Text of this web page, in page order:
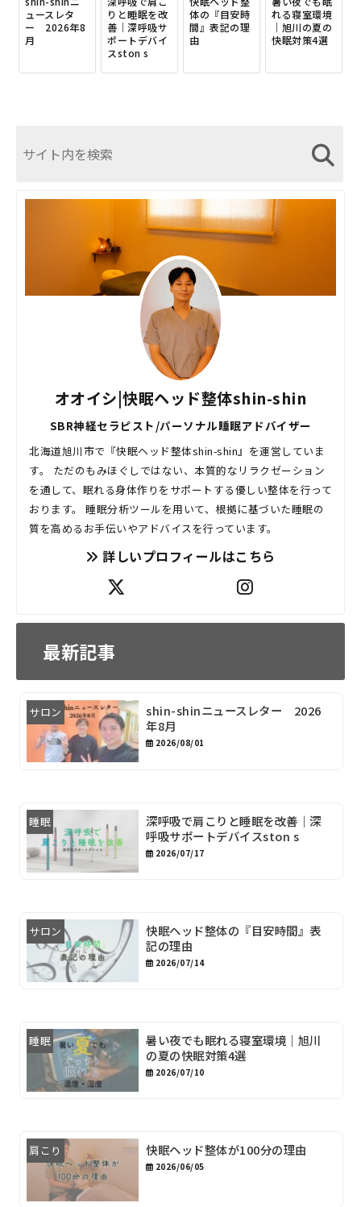
ュースレタ
ー 2026年8
月
りと睡眠を改
善｜深呼吸サ
ポートデバイ
スston s
体の『目安時
間』表記の理
由
れる寝室環境
｜旭川の夏の
快眠対策4選
オオイシ|快眠ヘッド整体shin-shin
SBR神経セラピスト/パーソナル睡眠アドバイザー
北海道旭川市で『快眠ヘッド整体shin-shin』を運営していま
す。 ただのもみほぐしではない、本質的なリラクゼーション
を通して、眠れる身体作りをサポートする優しい整体を行って
おります。 睡眠分析ツールを用いて、根拠に基づいた睡眠の
質を高めるお手伝いやアドバイスを行っています。
詳しいプロフィールはこちら
最新記事
サロン
shin-shinニュースレター 2026
年8月
2026/08/01
睡眠
深呼吸で肩こりと睡眠を改善｜深
呼吸サポートデバイスston s
2026/07/17
サロン
快眠ヘッド整体の『目安時間』表
記の理由
2026/07/14
睡眠
暑い夜でも眠れる寝室環境｜旭川
の夏の快眠対策4選
2026/07/10
肩こり 快眠ヘッド整体が100分の理由
2026/06/05